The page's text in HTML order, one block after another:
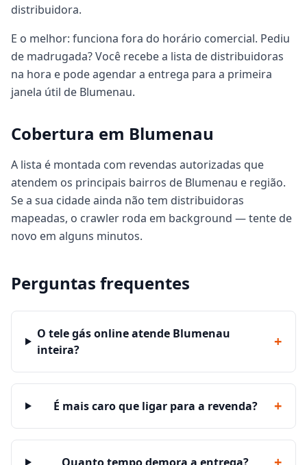
distribuidora.
E o melhor: funciona fora do horário comercial. Pediu
de madrugada? Você recebe a lista de distribuidoras
na hora e pode agendar a entrega para a primeira
janela útil de Blumenau.
Cobertura em Blumenau
A lista é montada com revendas autorizadas que
atendem os principais bairros de Blumenau e região.
Se a sua cidade ainda não tem distribuidoras
mapeadas, o crawler roda em background — tente de
novo em alguns minutos.
Perguntas frequentes
O tele gás online atende Blumenau
inteira?
+
É mais caro que ligar para a revenda? +